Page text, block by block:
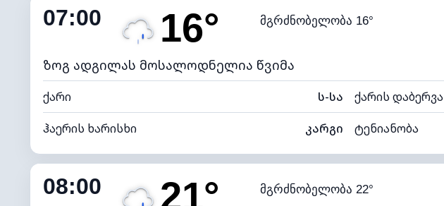
ნამის წერტილი 13°C ხილვადობა
განათების ინდექსი
07:00 16° მგრძნობელობა 16°
ზოგ ადგილას მოსალოდნელია წვიმა
ქარი ს-სა ქარის დაბერვა
ჰაერის ხარისხი კარგი ტენიანობა
შიდა ტენიანობა 83% (კომფორტული) ღრუბლიანობა
ნამის წერტილი 13°C ხილვადობა
08:00 21° მგრძნობელობა 22°